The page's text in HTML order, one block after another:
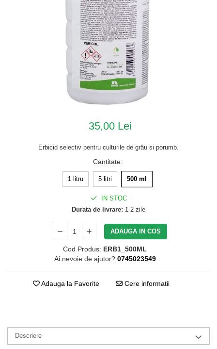
35,00 Lei
Erbicid selectiv pentru culturile de grâu si porumb.
Cantitate:
1 litru 5 litri 500 ml
IN STOC
Durata de livrare: 1-2 zile
ADAUGA IN COS
Cod Produs: ERB1_500ML
Ai nevoie de ajutor? 0745023549
Adauga la Favorite Cere informatii
Descriere